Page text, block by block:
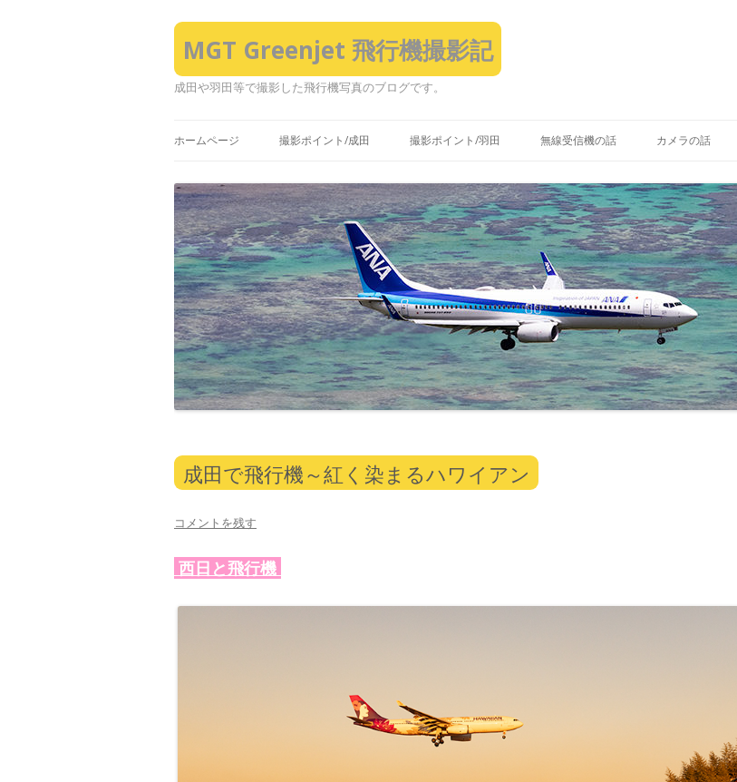
MGT Greenjet 飛行機撮影記
成田や羽田等で撮影した飛行機写真のブログです。
ン
テ
へ
ス
キ
ッ
プ
ホームページ 撮影ポイント/成田 撮影ポイント/羽田 無線受信機の話 カメラの話
成田で飛行機～紅く染まるハワイアン
コメントを残す
西日と飛行機